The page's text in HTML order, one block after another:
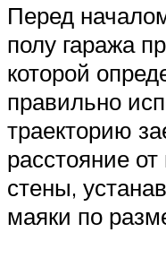
Перед
полу гаража
которой
правильно
траекторию
расстояние
стены,
маяки по